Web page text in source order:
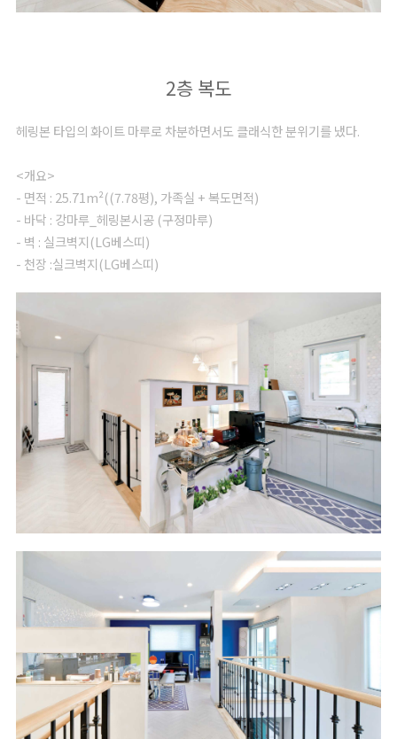
2층 복도
헤링본 타입의 화이트 마루로 차분하면서도 클래식한 분위기를 냈다.
<개요>
- 면적 : 25.71m²((7.78평), 가족실 + 복도면적)
- 바닥 : 강마루_헤링본시공 (구정마루)
- 벽 : 실크벽지(LG베스띠)
- 천장 :실크벽지(LG베스띠)